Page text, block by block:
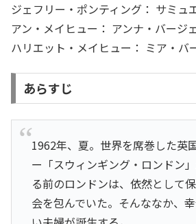
ジェフリー・ポンティング： サミュ
アン・メイヒュー： アンナ・バージ
ハリエット・メイヒュー： ミア・バ
あらすじ
1962年、夏。世界を席巻した英
ー「スウィンギング・ロンドン
る前のロンドンは、依然として
会を包んでいた。そんななか、